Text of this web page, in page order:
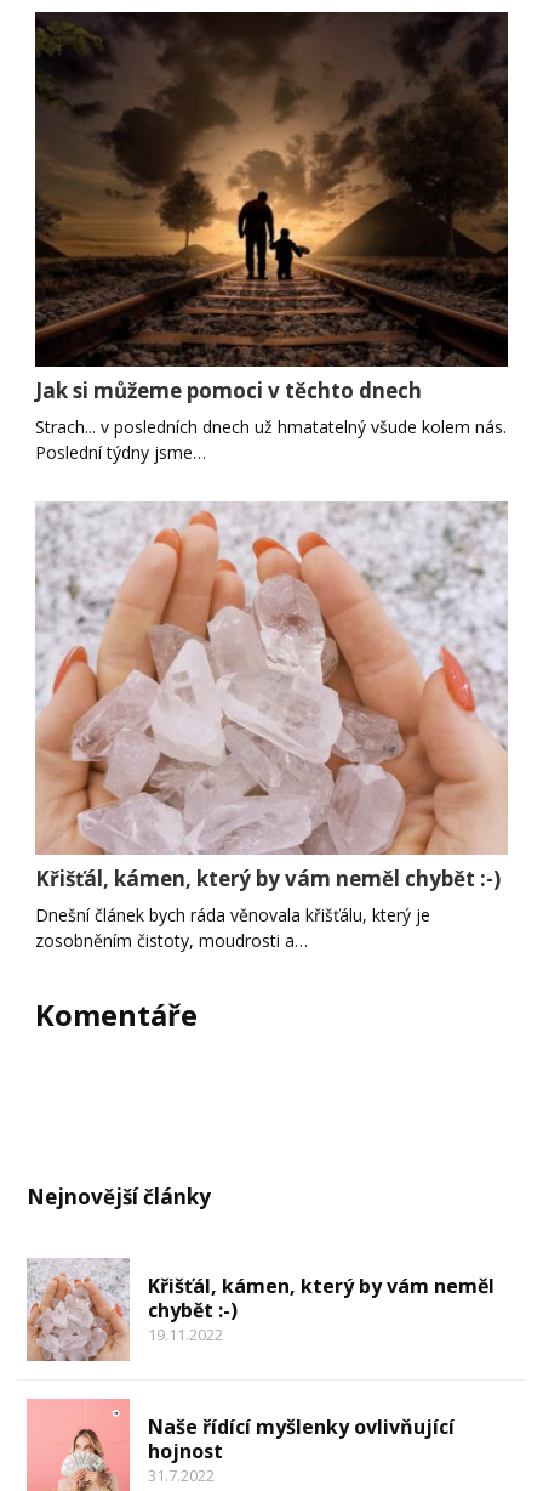
Jak si můžeme pomoci v těchto dnech
Strach... v posledních dnech už hmatatelný všude kolem nás.
Poslední týdny jsme…
Křišťál, kámen, který by vám neměl chybět :-)
Dnešní článek bych ráda věnovala křišťálu, který je
zosobněním čistoty, moudrosti a…
Komentáře
Nejnovější články
Křišťál, kámen, který by vám neměl
chybět :-)
19.11.2022
Naše řídící myšlenky ovlivňující
hojnost
31.7.2022